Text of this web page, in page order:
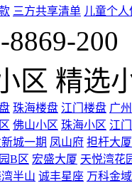
三方共享清单 儿童个
200
区 精选
珠海楼盘 江门楼盘 广
佛山小区 珠海小区 江
城一期 凤山府 担杆大厦
B区 宏盛大厦 天悦湾花
半山 诚丰星座 万科金